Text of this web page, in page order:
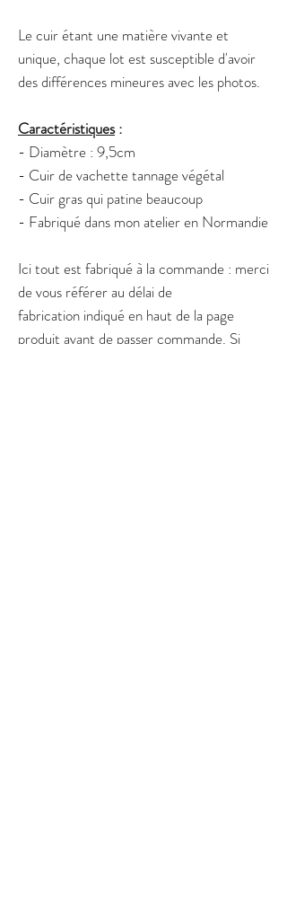
Le cuir étant une matière vivante et
unique, chaque lot est susceptible d'avoir
des différences mineures avec les photos.
Caractéristiques:
- Diamètre : 9,5cm
- Cuir de vachette tannage végétal
- Cuir gras qui patine beaucoup
- Fabriqué dans mon atelier en Normandie
Ici tout est fabriqué à la commande : merci
de vous référer au délai de
fabrication indiqué en haut de la page
produit avant de passer commande. Si